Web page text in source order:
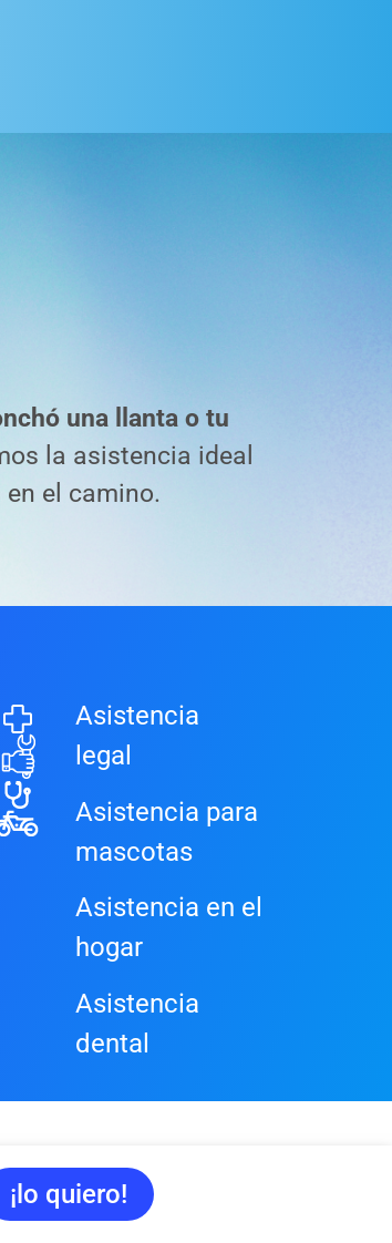
una llanta o tu
la asistencia ideal
el camino.
Asistencia
legal
Asistencia para
mascotas
Asistencia en el
hogar
Asistencia
dental
¡lo quiero!